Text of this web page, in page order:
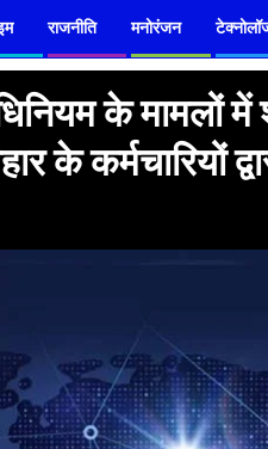
राजनीति मनोरंजन
के मामलों में
के कर्मचारियों